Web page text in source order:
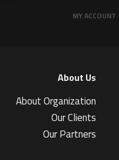
MY ACCOUNT
About Us
About Organization
Our Clients
Our Partners